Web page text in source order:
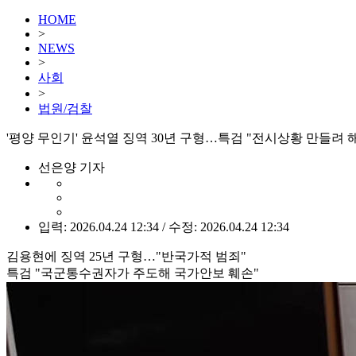
HOME
>
NEWS
>
사회
>
법원/검찰
'평양 무인기' 윤석열 징역 30년 구형…특검 "전시상황 만들려
선은양 기자
입력: 2026.04.24 12:34 / 수정: 2026.04.24 12:34
김용현에 징역 25년 구형…"반국가적 범죄"
특검 "국군통수권자가 주도해 국가안보 훼손"